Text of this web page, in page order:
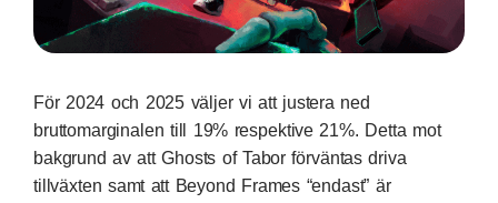
För 2024 och 2025 väljer vi att justera ned
bruttomarginalen till 19% respektive 21%. Detta mot
bakgrund av att Ghosts of Tabor förväntas driva
tillväxten samt att Beyond Frames “endast” är